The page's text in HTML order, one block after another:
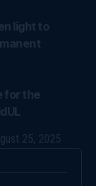
light to
for the
25, 2025